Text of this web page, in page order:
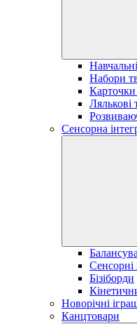
Набори
Лялькові
Сенсорна
Сенсорні
Бізіборди
Новорічні
Канцтовари